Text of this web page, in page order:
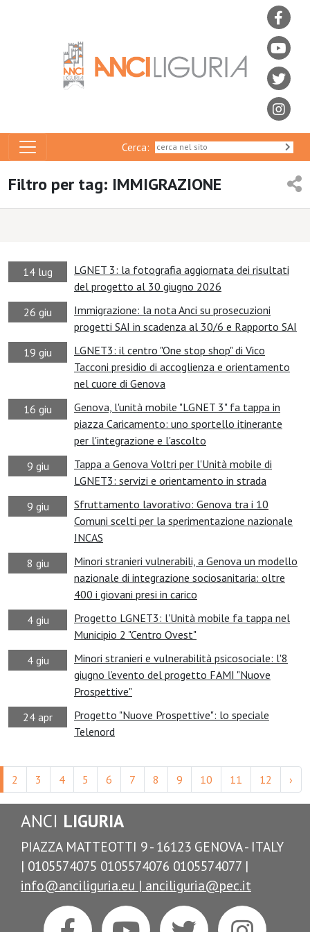
Cerca:
Filtro per tag: IMMIGRAZIONE
14 lug
LGNET 3: la fotografia aggiornata dei risultati
del progetto al 30 giugno 2026
26 giu
Immigrazione: la nota Anci su prosecuzioni
progetti SAI in scadenza al 30/6 e Rapporto SAI
19 giu
LGNET3: il centro "One stop shop" di Vico
Tacconi presidio di accoglienza e orientamento
nel cuore di Genova
16 giu
Genova, l'unità mobile "LGNET 3" fa tappa in
piazza Caricamento: uno sportello itinerante
per l'integrazione e l'ascolto
9 giu
Tappa a Genova Voltri per l'Unità mobile di
LGNET3: servizi e orientamento in strada
9 giu
Sfruttamento lavorativo: Genova tra i 10
Comuni scelti per la sperimentazione nazionale
INCAS
8 giu
Minori stranieri vulnerabili, a Genova un modello
nazionale di integrazione sociosanitaria: oltre
400 i giovani presi in carico
4 giu
Progetto LGNET3: l'Unità mobile fa tappa nel
Municipio 2 "Centro Ovest"
4 giu
Minori stranieri e vulnerabilità psicosociale: l'8
giugno l’evento del progetto FAMI "Nuove
Prospettive"
24 apr
Progetto "Nuove Prospettive": lo speciale
Telenord
2 3 4 5 6 7 8 9 10 11 12 ›
ANCI LIGURIA
PIAZZA MATTEOTTI 9 - 16123 GENOVA - ITALY
| 0105574075 0105574076 0105574077 |
info@anciliguria.eu | anciliguria@pec.it